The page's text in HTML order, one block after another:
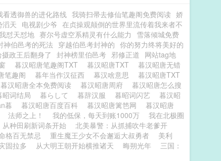
看透御兽的进化路线 我骑扫帚去修仙笔趣阁免费阅读 娇
滔天 电视剧少爷 在贞操观颠倒的世界里流传着我来者不
怼天怼地 赛尔号虚空系精灵有什么能力
雪落倾城免费
神伯邑考的死法 穿越伯邑考封神的 你的努力终将美好的
政王后翻身了 封神榜里伯邑考 邪修正道 网站tag地
暮汉昭唐笔趣阁TXT 暮汉昭唐TXT
暮汉昭唐无错
笔趣阁 暮年当作汉征西 幕汉啥意思
暮汉昭唐TXT
暮汉昭唐全本免费阅读 暮汉昭唐周府
暮汉昭唐怎么搜
昭词结局 暮らして 暮辞汉服 暮昭词闪艺
暮汉昭
暮 暮汉昭唐百度百科 暮汉昭唐篱笆网
暮汉昭唐
法师之上！ 我的低保，每天到账1000万
我在北极圈
从种田刷新词条开始
北美暴警：从抓捕吹牛老爹开
格百无禁忌 重生魔王少女不会邂逅大叔勇者
美利
固拉多 从大明王朝开始横推诸天 晦朔光年
三国：